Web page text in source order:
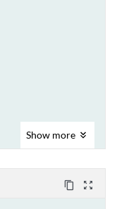
Show more
content_copy zoom_out_map